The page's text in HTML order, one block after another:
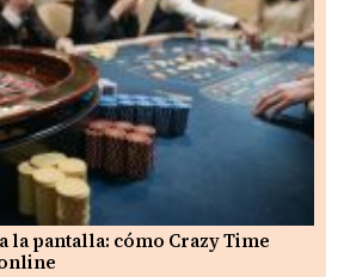
la pantalla: cómo Crazy Time